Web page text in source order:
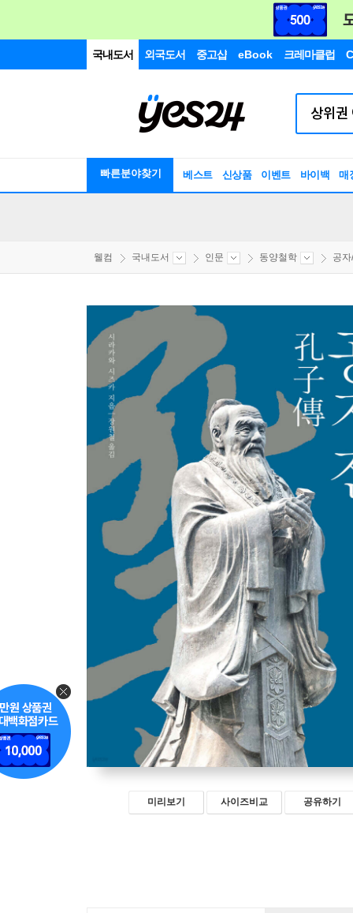
국내도서 외국도서 중고샵 eBook 크레마클럽
빠른분야찾기 베스트 신상품 이벤트 바이백 매
웰컴 국내도서 인문 동양철학 공
미리보기 사이즈비교 공유하기